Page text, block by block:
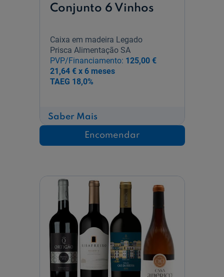
Conjunto 6 Vinhos
Caixa em madeira Legado
Prisca Alimentação SA
PVP/Financiamento: 125,00 €
21,64 € x 6 meses
TAEG 18,0%
Saber Maissobre
Conjunto
6
Vinhos
Encomendar